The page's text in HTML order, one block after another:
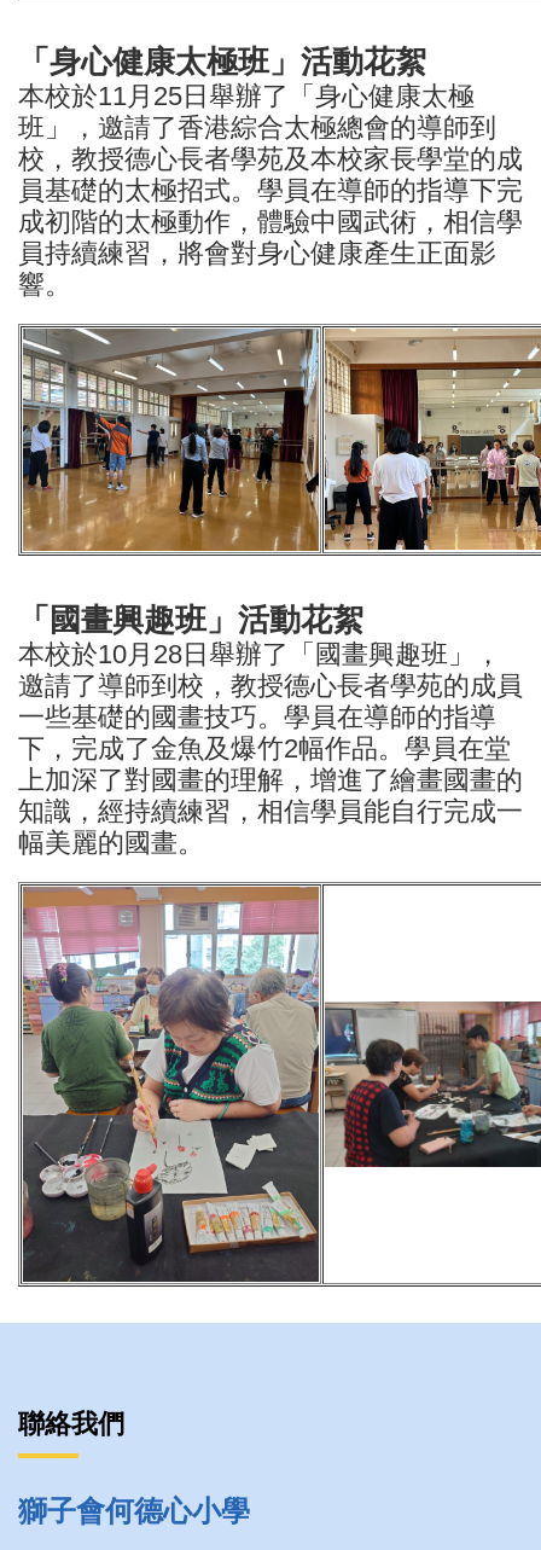
「身心健康太極班」活動花絮
本校於11月25日舉辦了「身心健康太極
班」，邀請了香港綜合太極總會的導師到
校，教授德心長者學苑及本校家長學堂的成
員基礎的太極招式。學員在導師的指導下完
成初階的太極動作，體驗中國武術，相信學
員持續練習，將會對身心健康產生正面影
響。
「國畫興趣班」活動花絮
本校於10月28日舉辦了「國畫興趣班」，
邀請了導師到校，教授德心長者學苑的成員
一些基礎的國畫技巧。學員在導師的指導
下，完成了金魚及爆竹2幅作品。學員在堂
上加深了對國畫的理解，增進了繪畫國畫的
知識，經持續練習，相信學員能自行完成一
幅美麗的國畫。
聯絡我們
獅子會何德心小學